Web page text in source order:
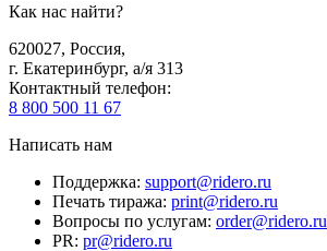
Как нас найти?
620027, Россия,
г. Екатеринбург, а/я 313
Контактный телефон:
8 800 500 11 67
Написать нам
Поддержка: support@ridero.ru
Печать тиража: print@ridero.ru
Вопросы по услугам: order@ridero.ru
PR: pr@ridero.ru